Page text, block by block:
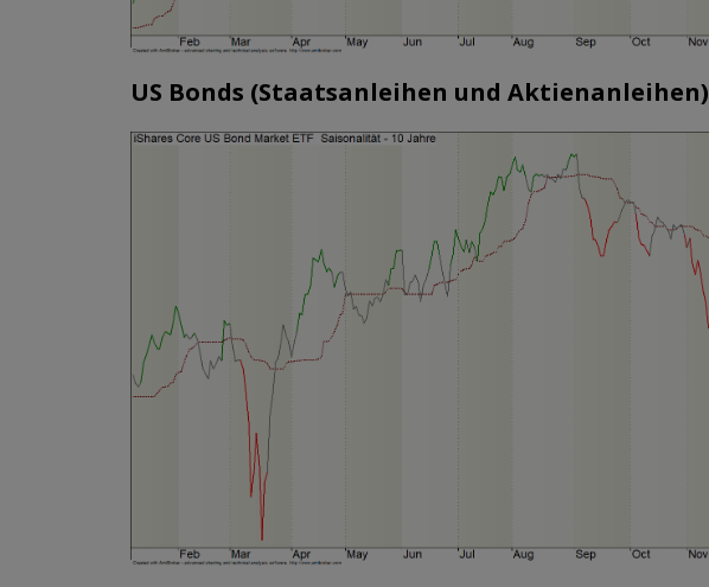
US Bonds (Staatsanleihen und Aktienanleihen)